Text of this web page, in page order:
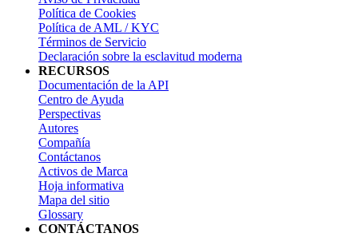
Política de Cookies
Política de AML / KYC
Términos de Servicio
Declaración sobre la esclavitud moderna
RECURSOS
Documentación de la API
Centro de Ayuda
Perspectivas
Autores
Compañía
Contáctanos
Activos de Marca
Hoja informativa
Mapa del sitio
Glossary
CONTÁCTANOS